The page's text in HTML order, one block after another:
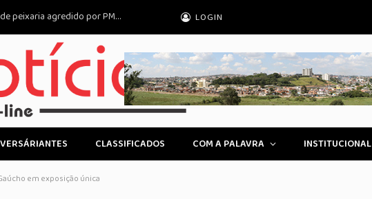
Estado de SP é condenado a indenizar dono de peixaria agredido por PM no litoral LOGIN
CLASSIFICADOS COM A PALAVRA INSTITUCIONAL
em exposição única